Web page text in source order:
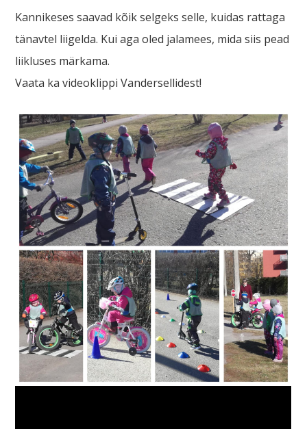
Kannikeses saavad kõik selgeks selle, kuidas rattaga
tänavtel liigelda. Kui aga oled jalamees, mida siis pead
liikluses märkama.
Vaata ka videoklippi Vandersellidest!